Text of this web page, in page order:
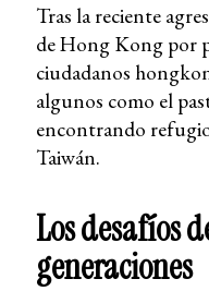
Tras la reciente
de Hong Kong por
ciudadanos
algunos como el
encontrando
Taiwán.
Los desafíos
generaciones